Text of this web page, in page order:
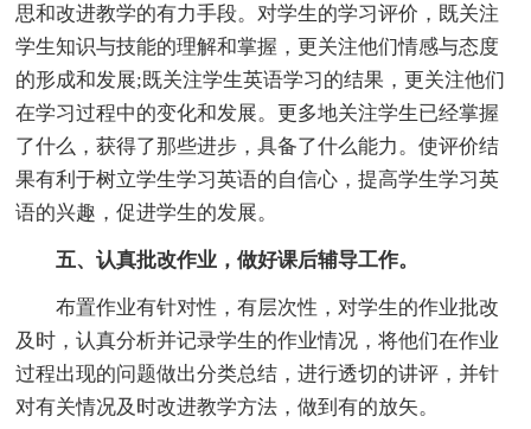
思和改进教学的有力手段。对学生的学习评价，既关注
学生知识与技能的理解和掌握，更关注他们情感与态度
的形成和发展;既关注学生英语学习的结果，更关注他们
在学习过程中的变化和发展。更多地关注学生已经掌握
了什么，获得了那些进步，具备了什么能力。使评价结
果有利于树立学生学习英语的自信心，提高学生学习英
语的兴趣，促进学生的发展。
五、认真批改作业，做好课后辅导工作。
布置作业有针对性，有层次性，对学生的作业批改
及时，认真分析并记录学生的作业情况，将他们在作业
过程出现的问题做出分类总结，进行透切的讲评，并针
对有关情况及时改进教学方法，做到有的放矢。